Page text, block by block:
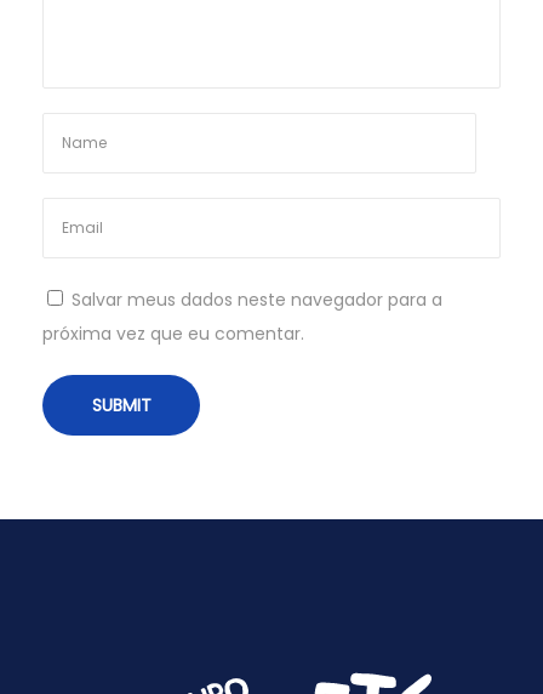
Salvar meus dados neste navegador para a
próxima vez que eu comentar.